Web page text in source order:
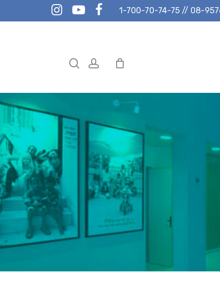
facebook
youtube
instagram 1-700-70-74-75 // 08-
searchaccount